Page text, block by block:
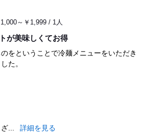
1,000～￥1,999 / 1人
が美味しくてお得
をということで冷麺メニューをいただき
た。
...
詳細を見る